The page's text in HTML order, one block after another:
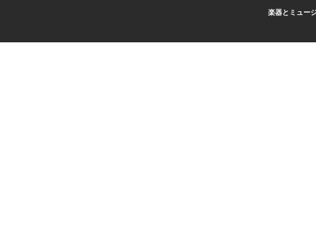
楽器とミュー